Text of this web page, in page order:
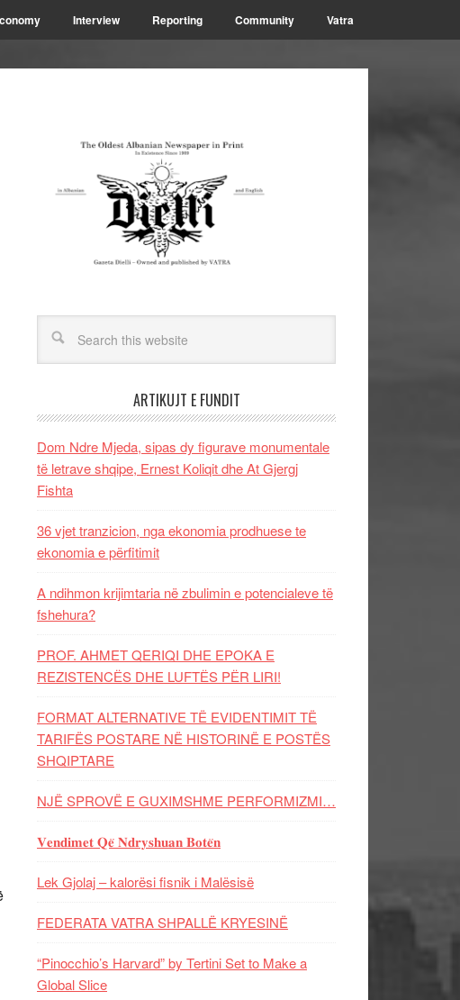
Interview Reporting Community Vatra
ARTIKUJT E FUNDIT
Dom Ndre Mjeda, sipas dy figurave monumentale
të letrave shqipe, Ernest Koliqit dhe At Gjergj
Fishta
36 vjet tranzicion, nga ekonomia prodhuese te
ekonomia e përfitimit
A ndihmon krijimtaria në zbulimin e potencialeve të
fshehura?
PROF. AHMET QERIQI DHE EPOKA E
REZISTENCЁS DHE LUFTЁS PЁR LIRI!
FORMAT ALTERNATIVE TË EVIDENTIMIT TË
TARIFËS POSTARE NË HISTORINË E POSTËS
SHQIPTARE
NJË SPROVË E GUXIMSHME PERFORMIZMI…
𝐕𝐞𝐧𝐝𝐢𝐦𝐞𝐭 𝐐𝐞̈ 𝐍𝐝𝐫𝐲𝐬𝐡𝐮𝐚𝐧 𝐁𝐨𝐭𝐞̈𝐧
Lek Gjolaj – kalorësi fisnik i Malësisë
FEDERATA VATRA SHPALLË KRYESINË
“Pinocchio’s Harvard” by Tertini Set to Make a
Global Slice